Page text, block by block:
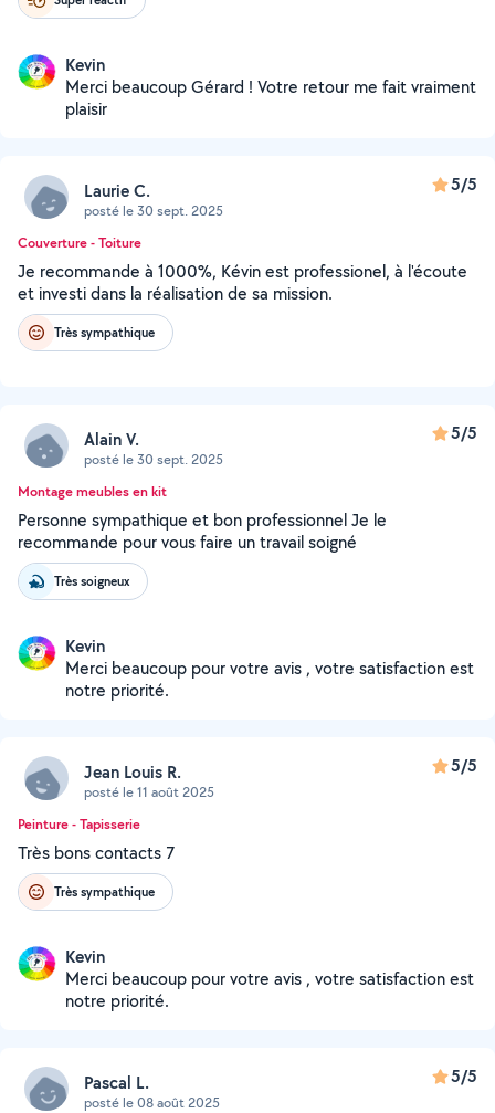
Kevin
Merci beaucoup Gérard ! Votre retour me fait vraiment
plaisir
Laurie C.
posté le 30 sept. 2025
5/5
Couverture - Toiture
Je recommande à 1000%, Kévin est professionel, à l'écoute
et investi dans la réalisation de sa mission.
Très sympathique
Alain V.
posté le 30 sept. 2025
5/5
Montage meubles en kit
Personne sympathique et bon professionnel Je le
recommande pour vous faire un travail soigné
Très soigneux
Kevin
Merci beaucoup pour votre avis , votre satisfaction est
notre priorité.
Jean Louis R.
posté le 11 août 2025
5/5
Peinture - Tapisserie
Très bons contacts 7
Très sympathique
Kevin
Merci beaucoup pour votre avis , votre satisfaction est
notre priorité.
Pascal L.
posté le 08 août 2025
5/5